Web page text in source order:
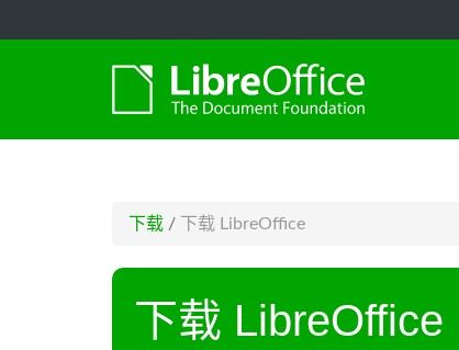
下载 / 下载 LibreOffice
下载 LibreOffice